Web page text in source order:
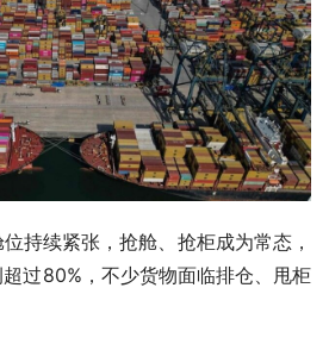
持续紧张，抢舱、抢柜成为常态，
过80%，不少货物面临排仓、甩柜